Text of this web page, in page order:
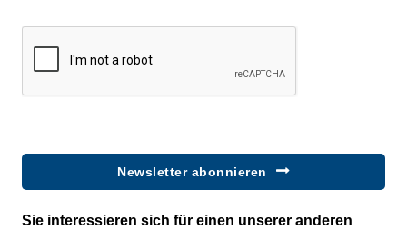
Newsletter abonnieren
Sie interessieren sich für einen unserer anderen